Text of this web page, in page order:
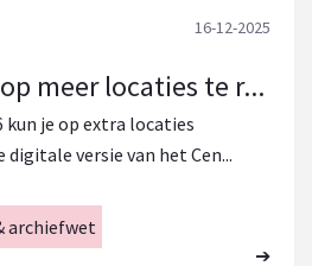
16-12-2025
meer locaties te r...
kun je op extra locaties
digitale versie van het Cen...
archiefwet